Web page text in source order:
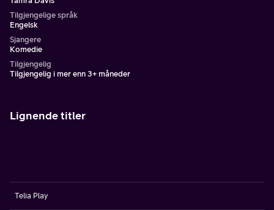
Tilgjengelige språk
Engelsk
Sjangere
Komedie
Tilgjengelig
Tilgjengelig i mer enn 3+ måneder
Lignende titler
Telia Play